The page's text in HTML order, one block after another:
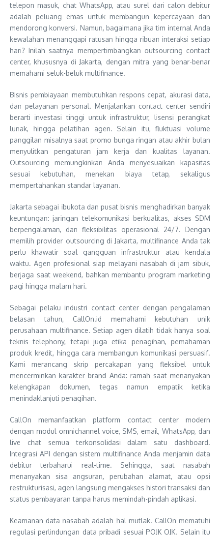
telepon masuk, chat WhatsApp, atau surel dari calon debitur
adalah peluang emas untuk membangun kepercayaan dan
mendorong konversi. Namun, bagaimana jika tim internal Anda
kewalahan menanggapi ratusan hingga ribuan interaksi setiap
hari? Inilah saatnya mempertimbangkan outsourcing contact
center, khususnya di Jakarta, dengan mitra yang benar-benar
memahami seluk-beluk multifinance.
Bisnis pembiayaan membutuhkan respons cepat, akurasi data,
dan pelayanan personal. Menjalankan contact center sendiri
berarti investasi tinggi untuk infrastruktur, lisensi perangkat
lunak, hingga pelatihan agen. Selain itu, fluktuasi volume
panggilan misalnya saat promo bunga ringan atau akhir bulan
menyulitkan pengaturan jam kerja dan kualitas layanan.
Outsourcing memungkinkan Anda menyesuaikan kapasitas
sesuai kebutuhan, menekan biaya tetap, sekaligus
mempertahankan standar layanan.
Jakarta sebagai ibukota dan pusat bisnis menghadirkan banyak
keuntungan: jaringan telekomunikasi berkualitas, akses SDM
berpengalaman, dan fleksibilitas operasional 24/7. Dengan
memilih provider outsourcing di Jakarta, multifinance Anda tak
perlu khawatir soal gangguan infrastruktur atau kendala
waktu. Agen profesional siap melayani nasabah di jam sibuk,
berjaga saat weekend, bahkan membantu program marketing
pagi hingga malam hari.
Sebagai pelaku industri contact center dengan pengalaman
belasan tahun, CallOn.id memahami kebutuhan unik
perusahaan multifinance. Setiap agen dilatih tidak hanya soal
teknis telephony, tetapi juga etika penagihan, pemahaman
produk kredit, hingga cara membangun komunikasi persuasif.
Kami merancang skrip percakapan yang fleksibel untuk
mencerminkan karakter brand Anda: ramah saat menanyakan
kelengkapan dokumen, tegas namun empatik ketika
menindaklanjuti penagihan.
CallOn memanfaatkan platform contact center modern
dengan modul omnichannel voice, SMS, email, WhatsApp, dan
live chat semua terkonsolidasi dalam satu dashboard.
Integrasi API dengan sistem multifinance Anda menjamin data
debitur terbaharui real-time. Sehingga, saat nasabah
menanyakan sisa angsuran, perubahan alamat, atau opsi
restrukturisasi, agen langsung mengakses histori transaksi dan
status pembayaran tanpa harus memindah-pindah aplikasi.
Keamanan data nasabah adalah hal mutlak. CallOn mematuhi
regulasi perlindungan data pribadi sesuai POJK OJK. Selain itu